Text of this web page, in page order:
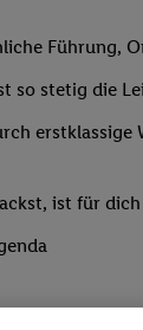
Führung,
so stetig die
ist für